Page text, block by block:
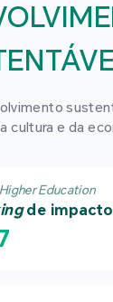
cultura e da
Education
de